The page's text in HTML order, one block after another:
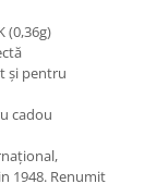
(0,36g)
și pentru
cadou
1948. Renumit